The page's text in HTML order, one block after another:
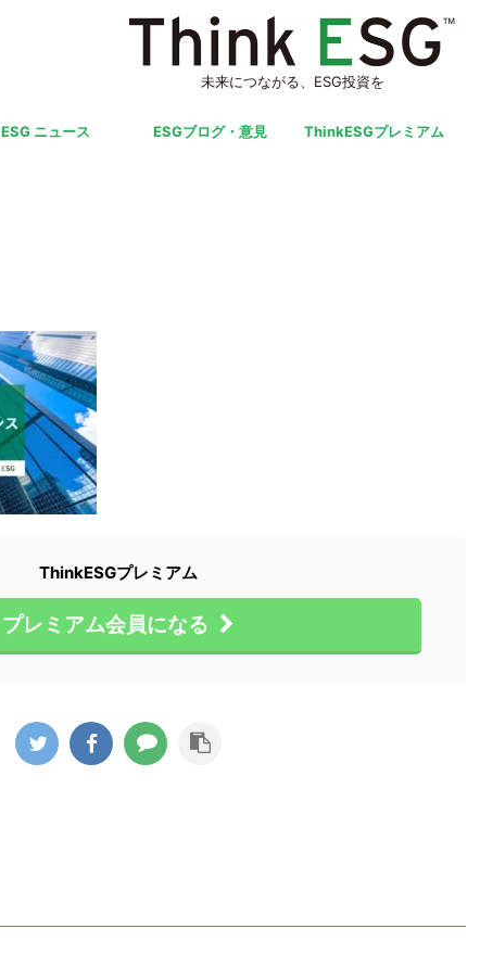
未来につながる、ESG投資を
ESG ニュース ESGブログ・意見 ThinkESGプレミアム
ThinkESGプレミアム
プレミアム会員になる